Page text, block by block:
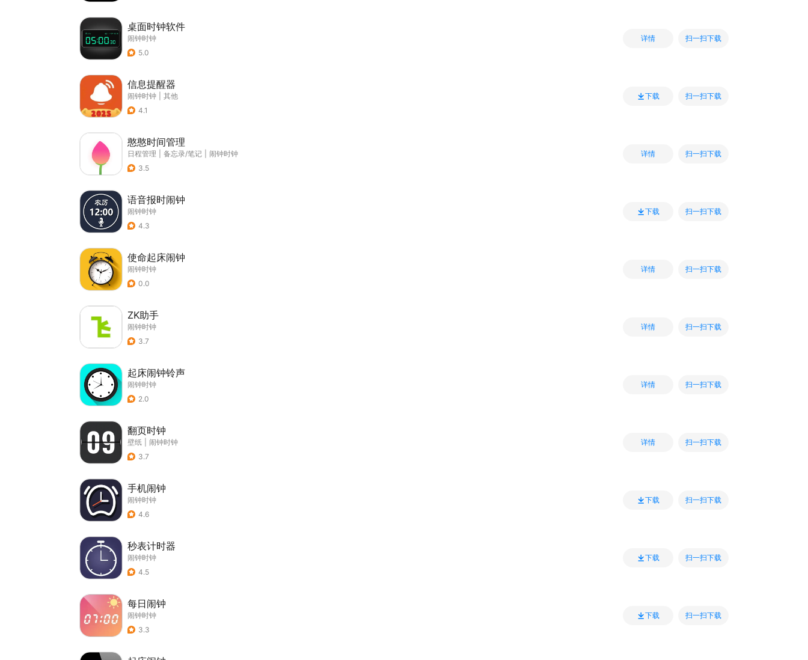
桌面时钟软件
闹钟时钟
5.0
详情 扫一扫下载
信息提醒器
闹钟时钟
其他
4.1
下载 扫一扫下载
憨憨时间管理
日程管理 备忘录/笔记
闹钟时钟
3.5
详情 扫一扫下载
语音报时闹钟
闹钟时钟
4.3
下载 扫一扫下载
使命起床闹钟
闹钟时钟
0.0
详情 扫一扫下载
ZK助手
闹钟时钟
3.7
详情 扫一扫下载
起床闹钟铃声
闹钟时钟
2.0
详情 扫一扫下载
翻页时钟
壁纸
闹钟时钟
3.7
详情 扫一扫下载
手机闹钟
闹钟时钟
4.6
下载 扫一扫下载
秒表计时器
闹钟时钟
4.5
下载 扫一扫下载
每日闹钟
闹钟时钟
3.3
下载 扫一扫下载